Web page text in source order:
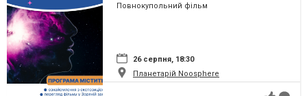
Повнокупольний фільм
26 серпня, 18:30
Планетарій Noosphere